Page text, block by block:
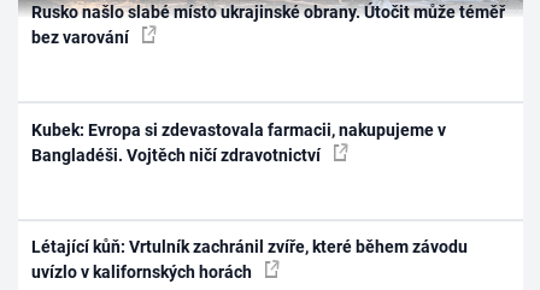
Rusko našlo slabé místo ukrajinské obrany. Útočit může téměř
bez varování
Kubek: Evropa si zdevastovala farmacii, nakupujeme v
Bangladéši. Vojtěch ničí zdravotnictví
Létající kůň: Vrtulník zachránil zvíře, které během závodu
uvízlo v kalifornských horách